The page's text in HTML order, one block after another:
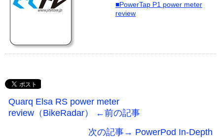
■PowerTap P1 power meter
review
Quarq Elsa RS power meter
review（BikeRadar） ←前の記事
次の記事→ PowerPod In-Depth